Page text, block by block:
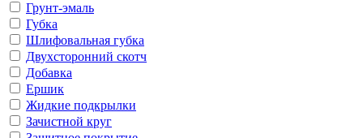
Грунт-эмаль
Губка
Шлифовальная губка
Двухсторонний скотч
Добавка
Ершик
Жидкие подкрылки
Зачистной круг